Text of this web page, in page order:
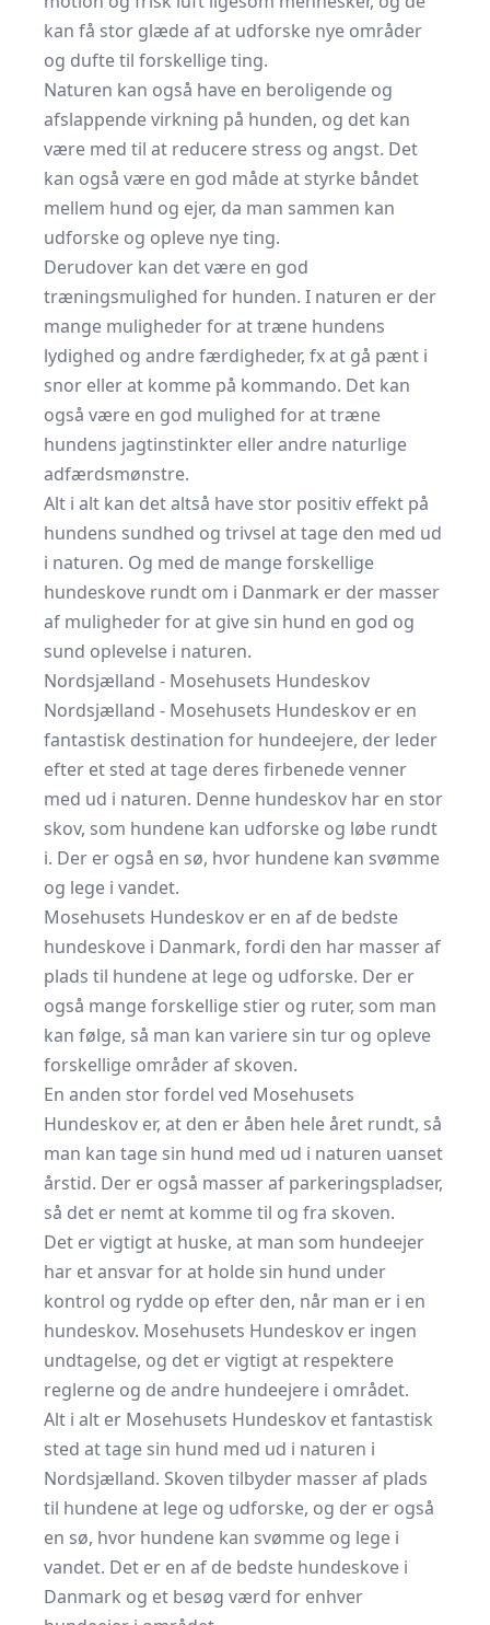
kan få stor glæde af at udforske nye områder
og dufte til forskellige ting.
Naturen kan også have en beroligende og
afslappende virkning på hunden, og det kan
være med til at reducere stress og angst. Det
kan også være en god måde at styrke båndet
mellem hund og ejer, da man sammen kan
udforske og opleve nye ting.
Derudover kan det være en god
træningsmulighed for hunden. I naturen er der
mange muligheder for at træne hundens
lydighed og andre færdigheder, fx at gå pænt i
snor eller at komme på kommando. Det kan
også være en god mulighed for at træne
hundens jagtinstinkter eller andre naturlige
adfærdsmønstre.
Alt i alt kan det altså have stor positiv effekt på
hundens sundhed og trivsel at tage den med ud
i naturen. Og med de mange forskellige
hundeskove rundt om i Danmark er der masser
af muligheder for at give sin hund en god og
sund oplevelse i naturen.
Nordsjælland - Mosehusets Hundeskov
Nordsjælland - Mosehusets Hundeskov er en
fantastisk destination for hundeejere, der leder
efter et sted at tage deres firbenede venner
med ud i naturen. Denne hundeskov har en stor
skov, som hundene kan udforske og løbe rundt
i. Der er også en sø, hvor hundene kan svømme
og lege i vandet.
Mosehusets Hundeskov er en af de bedste
hundeskove i Danmark, fordi den har masser af
plads til hundene at lege og udforske. Der er
også mange forskellige stier og ruter, som man
kan følge, så man kan variere sin tur og opleve
forskellige områder af skoven.
En anden stor fordel ved Mosehusets
Hundeskov er, at den er åben hele året rundt, så
man kan tage sin hund med ud i naturen uanset
årstid. Der er også masser af parkeringspladser,
så det er nemt at komme til og fra skoven.
Det er vigtigt at huske, at man som hundeejer
har et ansvar for at holde sin hund under
kontrol og rydde op efter den, når man er i en
hundeskov. Mosehusets Hundeskov er ingen
undtagelse, og det er vigtigt at respektere
reglerne og de andre hundeejere i området.
Alt i alt er Mosehusets Hundeskov et fantastisk
sted at tage sin hund med ud i naturen i
Nordsjælland. Skoven tilbyder masser af plads
til hundene at lege og udforske, og der er også
en sø, hvor hundene kan svømme og lege i
vandet. Det er en af de bedste hundeskove i
Danmark og et besøg værd for enhver